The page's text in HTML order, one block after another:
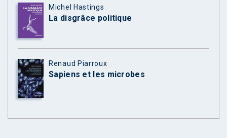
Michel Hastings
La disgrâce politique
Renaud Piarroux
Sapiens et les microbes